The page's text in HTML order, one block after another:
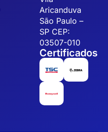
Aricanduva
São Paulo –
SP CEP:
03507-010
Certificados